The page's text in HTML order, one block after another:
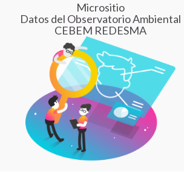
Micrositio
Datos del Observatorio Ambiental
CEBEM REDESMA